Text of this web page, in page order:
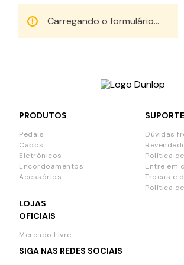
Carregando o formulário...
PRODUTOS
Pedais
Cabos
Eletrônicos
Encordoamentos
Acessórios
SUPORTE
Dúvidas
Política
Entre em
Trocas e
Política
LOJAS
OFICIAIS
Mercado Livre
SIGA NAS REDES SOCIAIS